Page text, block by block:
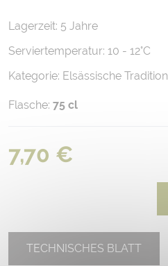
Lagerzeit: 5 Jahre
Serviertemperatur: 10 - 12°C
Kategorie: Elsässische Tradition
Flasche: 75 cl
7,70 €
TECHNISCHES BLATT